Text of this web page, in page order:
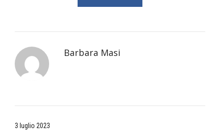
Barbara Masi
3 luglio 2023